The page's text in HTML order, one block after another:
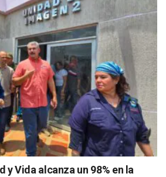
y Vida alcanza un 98% en la